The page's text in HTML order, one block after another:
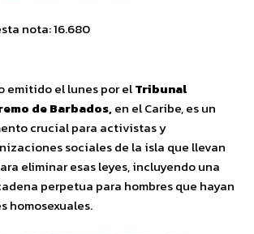
nota:16.680
emitido el lunes por elTribunal
de Barbados,en el Caribe, es un
crucial para activistas y
sociales de la isla que llevan
eliminar esas leyes, incluyendo una
perpetua para hombres que hayan
homosexuales.